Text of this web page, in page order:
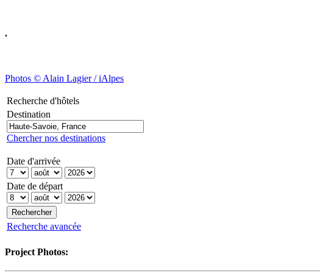
.
Photos © Alain Lagier / iAlpes
Recherche d'hôtels
Destination
Chercher nos destinations
Date d'arrivée
Date de départ
Recherche avancée
Project Photos: